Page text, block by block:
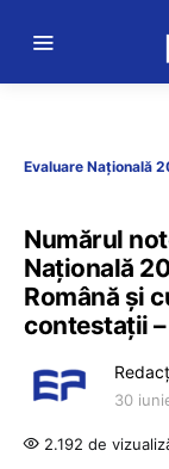
Evaluare Națională
Numărul
Națională
Română și
contestații
30
2.192 de